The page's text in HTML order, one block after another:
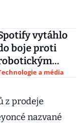
vytáhlo
boje proti
a média
z prodeje
nazvané